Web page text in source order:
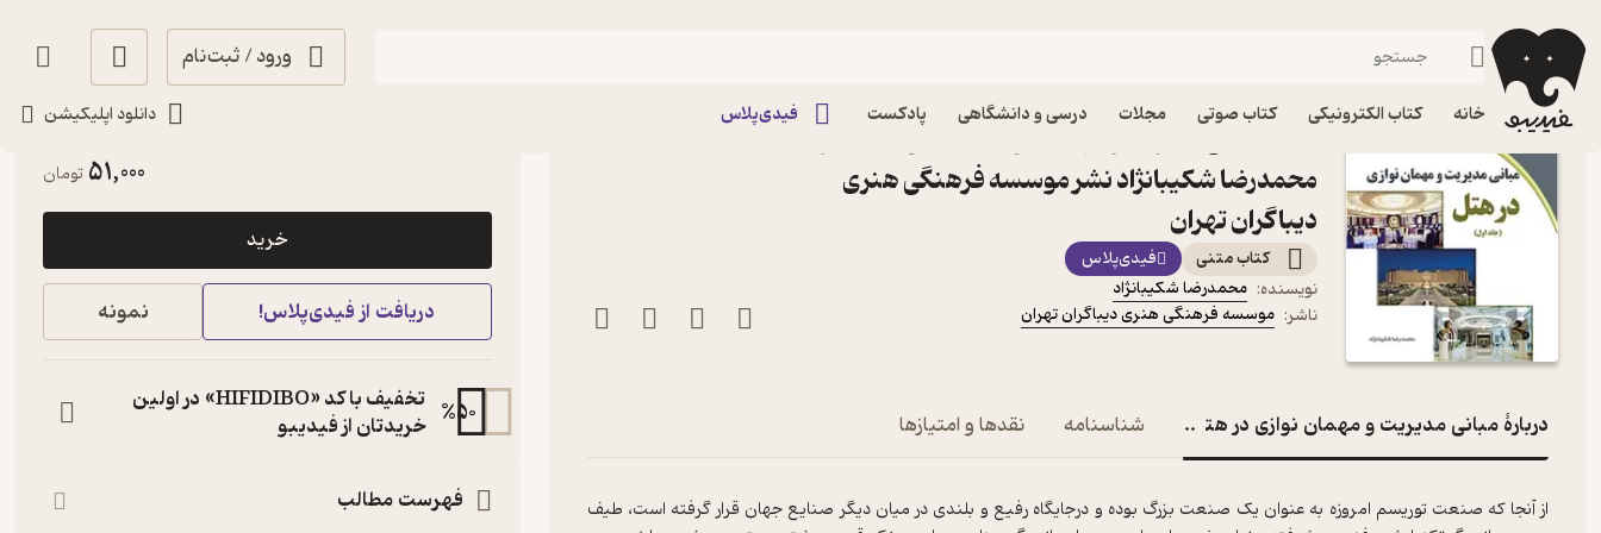
ورود / ثبت‌نام
خانه کتاب الکترونیکی کتاب صوتی مجلات درسی و دانشگاهی پادکست فیدی‌پلاس دانلود اپلیکیشن
فیدیبو کتاب الکترونیکی
محمدرضا شکیبانژاد نشر موسسه فرهنگی هنری
دیباگران تهران
کتاب متنی
فیدی‌پلاس
نویسنده: محمدرضا شکیبانژاد
ناشر: موسسه فرهنگی هنری دیباگران تهران
دربارۀ مبانی مدیریت و مهمان نوازی در هتل جلد 1 شناسنامه نقدها و امتیازها
از آنجا که صنعت توریسم امروزه به عنوان یک صنعت بزرگ بوده و درجایگاه رفیع و بلندی در میان دیگر صنایع جهان قرار گرفته است، طیف
پربار 🌳(
51,000 تومان
خرید
دریافت از فیدی‌پلاس! نمونه
%50
تخفیف با کد «HIFIDIBO» در اولین
خریدتان از فیدیبو
فهرست مطالب